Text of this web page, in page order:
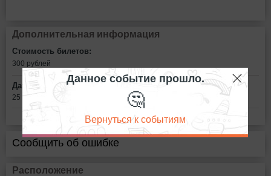
Дополнительная информация
Стоимость билетов:
300 рублей
Дата:
25 ноября в 19:00
Сообщить об ошибке
Расположение
Данное событие прошло.
🤔
Вернуться к событиям